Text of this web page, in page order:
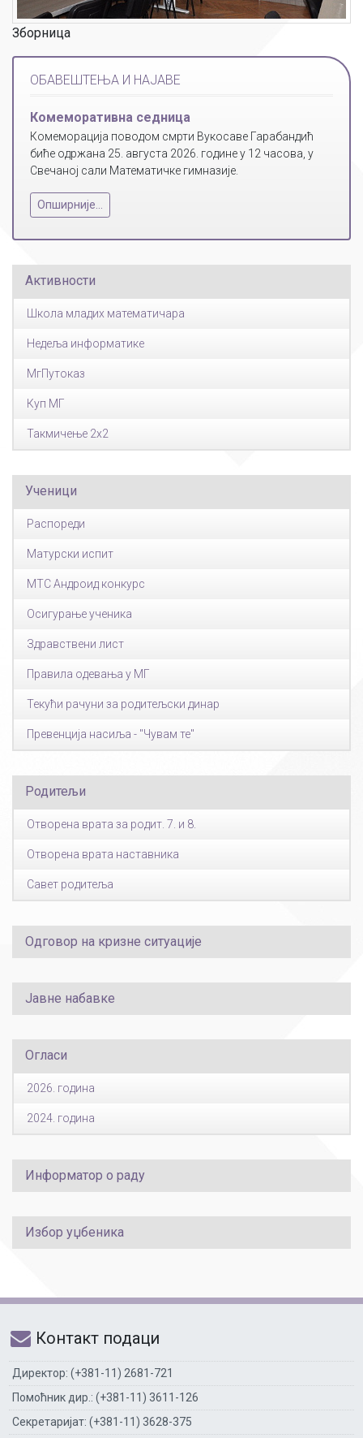
Зборница
ОБАВЕШТЕЊА И НАЈАВЕ
Комеморативна седница
Комеморација поводом смрти Вукосаве Гарабандић
биће одржана 25. августа 2026. године у 12 часова, у
Свечаној сали Математичке гимназије.
Опширније...
Активности
Школа младих математичара
Недеља информатике
МгПутоказ
Куп МГ
Такмичење 2x2
Ученици
Распореди
Матурски испит
МТС Андроид конкурс
Осигурање ученика
Здравствени лист
Правила одевања у МГ
Текући рачуни за родитељски динар
Превенција насиља - "Чувам те"
Родитељи
Отворена врата за родит. 7. и 8.
Отворена врата наставника
Савет родитеља
Одговор на кризне ситуације
Јавне набавке
Огласи
2026. година
2024. година
Информатор о раду
Избор уџбеника
Контакт подаци
Директор: (+381-11) 2681-721
Помоћник дир.: (+381-11) 3611-126
Секретаријат: (+381-11) 3628-375